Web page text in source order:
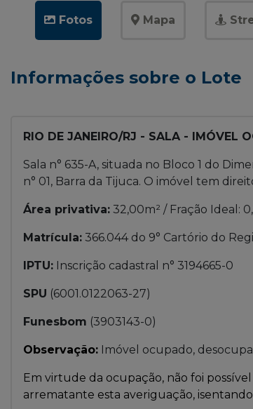
Fotos Mapa
Informações sobre o Lote
RIO DE JANEIRO/RJ - SALA - IMÓVEL
Sala n° 635-A, situada no Bloco 1 do
n° 01, Barra da Tijuca. O imóvel tem
Área privativa: 32,00m² / Fração Ideal:
Matrícula: 366.044 do 9° Cartório do
IPTU: Inscrição cadastral n° 3194665-0
SPU (6001.0122063-27)
Funesbom (3903143-0)
Observação: Imóvel ocupado,
Em virtude da ocupação, não foi
arrematante esta averiguação,